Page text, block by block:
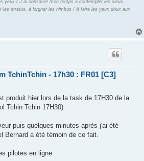
yeux / J´ai consacré mon temps à contempler les cieux
les stratus, à lorgner les nimbus / A faire les yeux doux aux
TchinTchin - 17h30 : FR01 [C3]
produit hier lors de la task de 17H30 de la
Tchin Tchin 17H30).
puis quelques minutes après j'ai été
Bernard a été témoin de ce fait.
pilotes en ligne.